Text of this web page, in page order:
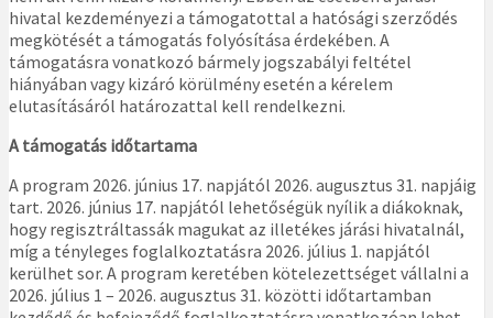
hivatal kezdeményezi a támogatottal a hatósági szerződés
megkötését a támogatás folyósítása érdekében. A
támogatásra vonatkozó bármely jogszabályi feltétel
hiányában vagy kizáró körülmény esetén a kérelem
elutasításáról határozattal kell rendelkezni.
A támogatás időtartama
A program 2026. június 17. napjától 2026. augusztus 31. napjáig
tart. 2026. június 17. napjától lehetőségük nyílik a diákoknak,
hogy regisztráltassák magukat az illetékes járási hivatalnál,
míg a tényleges foglalkoztatásra 2026. július 1. napjától
kerülhet sor. A program keretében kötelezettséget vállalni a
2026. július 1 – 2026. augusztus 31. közötti időtartamban